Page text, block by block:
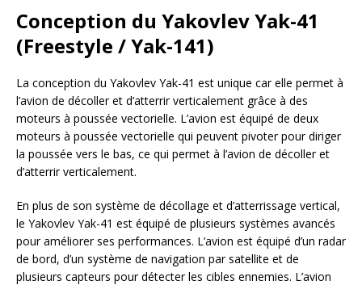
Conception du Yakovlev Yak-41
(Freestyle / Yak-141)
La conception du Yakovlev Yak-41 est unique car elle permet à
l’avion de décoller et d’atterrir verticalement grâce à des
moteurs à poussée vectorielle. L’avion est équipé de deux
moteurs à poussée vectorielle qui peuvent pivoter pour diriger
la poussée vers le bas, ce qui permet à l’avion de décoller et
d’atterrir verticalement.
En plus de son système de décollage et d’atterrissage vertical,
le Yakovlev Yak-41 est équipé de plusieurs systèmes avancés
pour améliorer ses performances. L’avion est équipé d’un radar
de bord, d’un système de navigation par satellite et de
plusieurs capteurs pour détecter les cibles ennemies. L’avion